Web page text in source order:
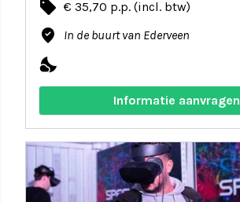
local_offer € 35,70 p.p. (incl. btw)
where_to_vote In de buurt van Ederveen
nights_stay
Informatie aanvragen